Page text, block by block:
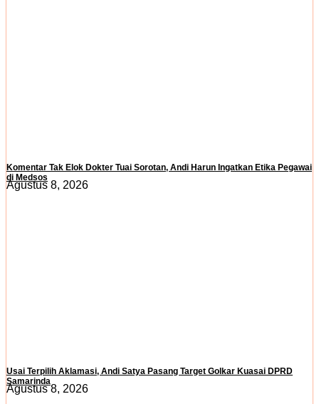
Komentar Tak Elok Dokter Tuai Sorotan, Andi Harun Ingatkan Etika Pegawai
di Medsos
Agustus 8, 2026
Usai Terpilih Aklamasi, Andi Satya Pasang Target Golkar Kuasai DPRD
Samarinda
Agustus 8, 2026